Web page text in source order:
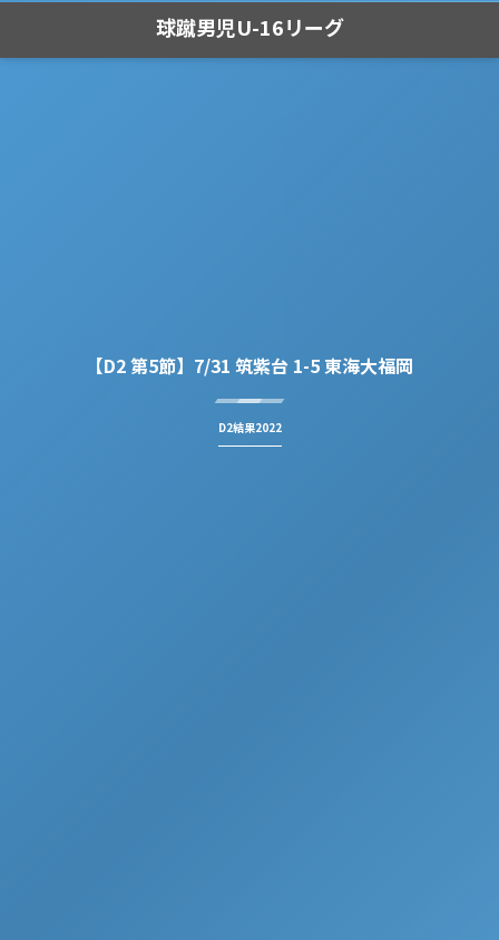
球蹴男児U-16リーグ
【D2 第5節】7/31 筑紫台 1-5 東海大福岡
D2結果2022